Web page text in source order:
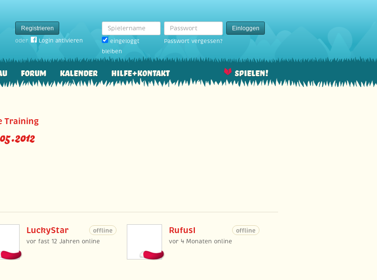
Registrieren
oder
Login aktivieren
Spielername
eingeloggt
bleiben
Passwort
Einloggen
Passwort vergessen?
Forum Kalender Hilfe+Kontakt Spielen!
Training
LuckyStar
offline
vor fast 12 Jahren online
RufusI
offline
vor 4 Monaten online